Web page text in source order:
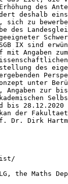
des
deshalb
sich zu
des
IX sind
mit Angaben
des
unter
Angaben zur
bis
der
Dr. Dirk